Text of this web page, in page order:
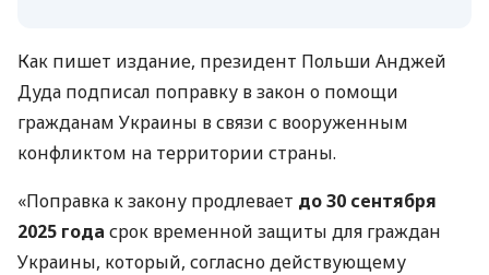
Как пишет издание, президент Польши Анджей
Дуда подписал поправку в закон о помощи
гражданам Украины в связи с вооруженным
конфликтом на территории страны.
«Поправка к закону продлевает до 30 сентября
2025 года срок временной защиты для граждан
Украины, который, согласно действующему